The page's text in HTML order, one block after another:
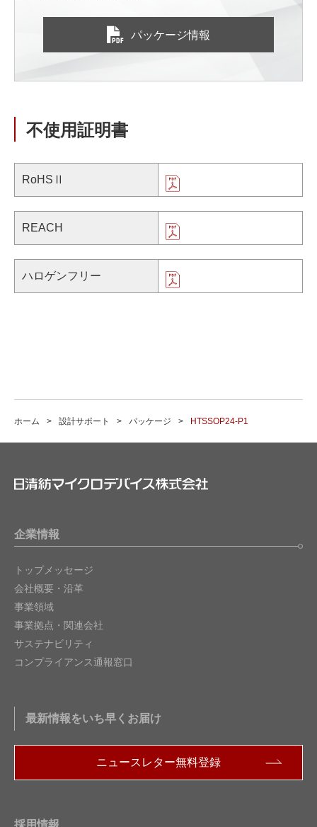
パッケージ情報
不使用証明書
RoHSⅡ
REACH
ハロゲンフリー
ホーム 設計サポート パッケージ HTSSOP24-P1
企業情報
トップメッセージ
会社概要・沿革
事業領域
事業拠点・関連会社
サステナビリティ
コンプライアンス通報窓口
最新情報をいち早くお届け
ニュースレター無料登録